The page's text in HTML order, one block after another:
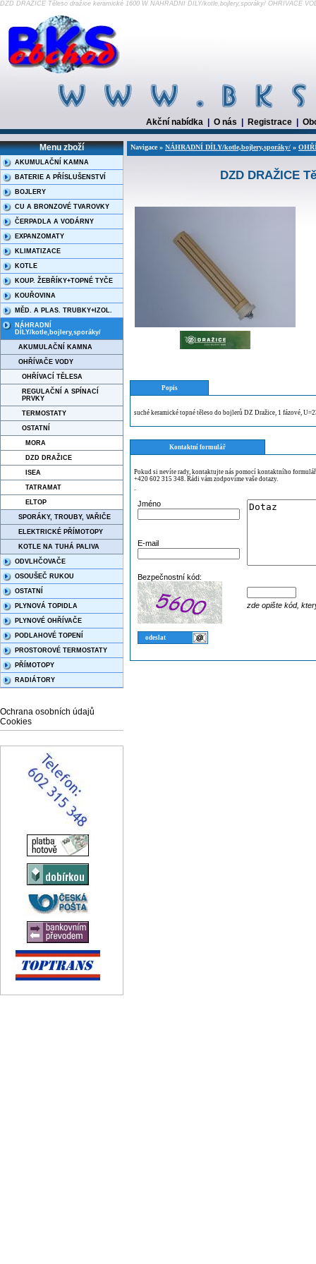
DZD DRAŽICE Těleso dražice keramické 1600 W NÁHRADNÍ DÍLY/kotle,bojlery,sporáky/ OHŘÍVAČE
Akční nabídka O nás Registrace
Menu zboží
AKUMULAČNÍ KAMNA
BATERIE A PŘÍSLUŠENSTVÍ
BOJLERY
CU A BRONZOVÉ TVAROVKY
ČERPADLA A VODÁRNY
EXPANZOMATY
KLIMATIZACE
KOTLE
KOUP. ŽEBŘÍKY+TOPNÉ TYČE
KOUŘOVINA
MĚD. A PLAS. TRUBKY+IZOL.
NÁHRADNÍ
DÍLY/kotle,bojlery,sporáky/
AKUMULAČNÍ KAMNA
OHŘÍVAČE VODY
OHŘÍVACÍ TĚLESA
REGULAČNÍ A SPÍNACÍ
PRVKY
TERMOSTATY
OSTATNÍ
MORA
DZD DRAŽICE
ISEA
TATRAMAT
ELTOP
SPORÁKY, TROUBY, VAŘIČE
ELEKTRICKÉ PŘÍMOTOPY
KOTLE NA TUHÁ PALIVA
ODVLHČOVAČE
OSOUŠEČ RUKOU
OSTATNÍ
PLYNOVÁ TOPIDLA
PLYNOVÉ OHŘÍVAČE
PODLAHOVÉ TOPENÍ
PROSTOROVÉ TERMOSTATY
PŘÍMOTOPY
RADIÁTORY
Ochrana osobních údajů
Cookies
Navigace » NÁHRADNÍ DÍLY/kotle,bojlery,sporáky/ »
DZD DRAŽICE
Popis
suché keramické topné těleso do bojlerů DZ Dražice, 1 fázové,
Kontaktní formulář
Pokud si nevíte rady, kontaktujte nás pomocí kontaktního
+420 602 315 348. Rádi vám zodpovíme vaše dotazy.
¨
Jméno
E-mail
Bezpečnostní kód:
zde opište kód,